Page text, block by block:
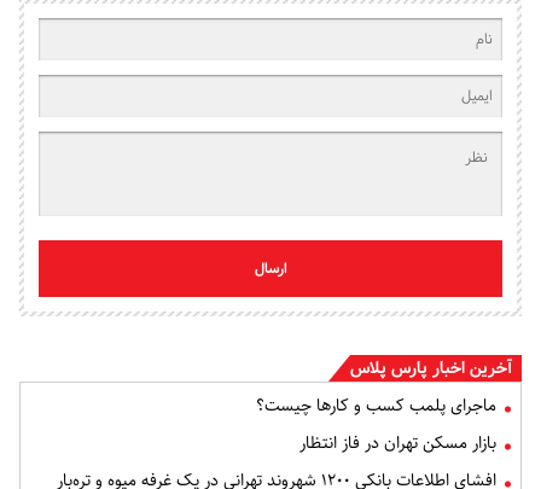
ارسال
آخرین اخبار پارس پلاس
ماجرای پلمب کسب و کارها چیست؟
بازار مسکن تهران در فاز انتظار
افشای اطلاعات بانکی ۱۲۰۰ شهروند تهرانی در یک غرفه میوه و تره‌بار